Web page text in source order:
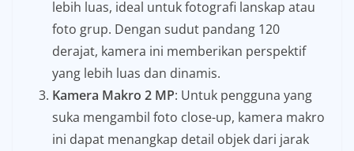
lebih luas, ideal untuk fotografi lanskap atau
foto grup. Dengan sudut pandang 120
derajat, kamera ini memberikan perspektif
yang lebih luas dan dinamis.
Kamera Makro 2 MP: Untuk pengguna yang
suka mengambil foto close-up, kamera makro
ini dapat menangkap detail objek dari jarak